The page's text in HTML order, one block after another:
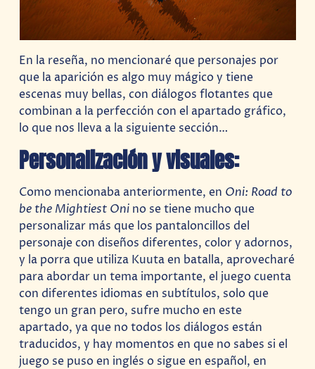
En la reseña, no mencionaré que personajes por
que la aparición es algo muy mágico y tiene
escenas muy bellas, con diálogos flotantes que
combinan a la perfección con el apartado gráfico,
lo que nos lleva a la siguiente sección…
Personalización y visuales:
Como mencionaba anteriormente, en Oni: Road to
be the Mightiest Oni no se tiene mucho que
personalizar más que los pantaloncillos del
personaje con diseños diferentes, color y adornos,
y la porra que utiliza Kuuta en batalla, aprovecharé
para abordar un tema importante, el juego cuenta
con diferentes idiomas en subtítulos, solo que
tengo un gran pero, sufre mucho en este
apartado, ya que no todos los diálogos están
traducidos, y hay momentos en que no sabes si el
juego se puso en inglés o sigue en español, en